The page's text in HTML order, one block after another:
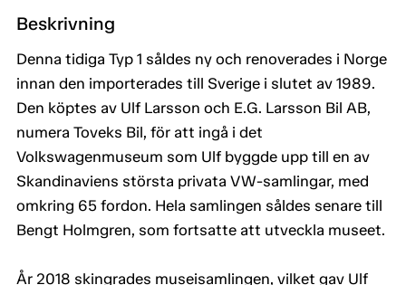
Beskrivning
Denna tidiga Typ 1 såldes ny och renoverades i Norge
innan den importerades till Sverige i slutet av 1989.
Den köptes av Ulf Larsson och E.G. Larsson Bil AB,
numera Toveks Bil, för att ingå i det
Volkswagenmuseum som Ulf byggde upp till en av
Skandinaviens största privata VW-samlingar, med
omkring 65 fordon. Hela samlingen såldes senare till
Bengt Holmgren, som fortsatte att utveckla museet.
År 2018 skingrades museisamlingen, vilket gav Ulf